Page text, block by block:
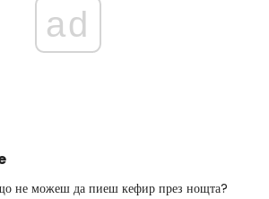
ad
не можеш да пиеш кефир през нощта?